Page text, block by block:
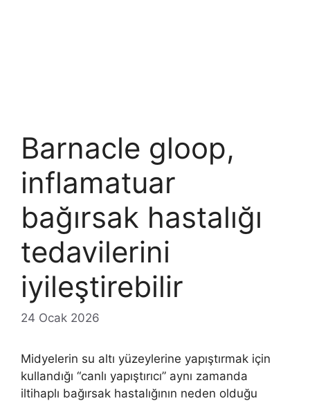
Barnacle gloop,
inflamatuar
bağırsak hastalığı
tedavilerini
iyileştirebilir
24 Ocak 2026
Midyelerin su altı yüzeylerine yapıştırmak için
kullandığı “canlı yapıştırıcı” aynı zamanda
iltihaplı bağırsak hastalığının neden olduğu